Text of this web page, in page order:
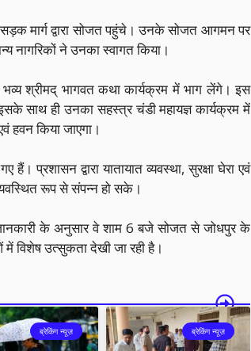
सड़क मार्ग द्वारा सोजत पहुंचे। उनके सोजत आगमन पर
नागरिकों ने उनका स्वागत किया।
भव्य श्रीमद् भागवत कथा कार्यक्रम में भाग लेंगे। इस
साथ ही उनका सहस्त्र चंडी महायज्ञ कार्यक्रम में
हवन किया जाएगा।
प्रशासन द्वारा यातायात व्यवस्था, सुरक्षा घेरा एवं
रूप से संपन्न हो सके।
जानकारी के अनुसार वे शाम 6 बजे सोजत से जोधपुर के
विशेष उत्सुकता देखी जा रही है।
ब्रेकिंग न्यूज़ ब्रेकिंग न्यूज़